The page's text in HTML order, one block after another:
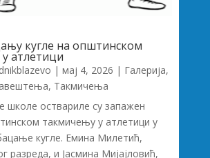
кугле на општинском
атлетици
| мај 4, 2026 | Галерија,
, Такмичења
школе оствариле су запажен
такмичењу у атлетици у
кугле. Емина Милетић,
разреда, и Јасмина Мијајловић,